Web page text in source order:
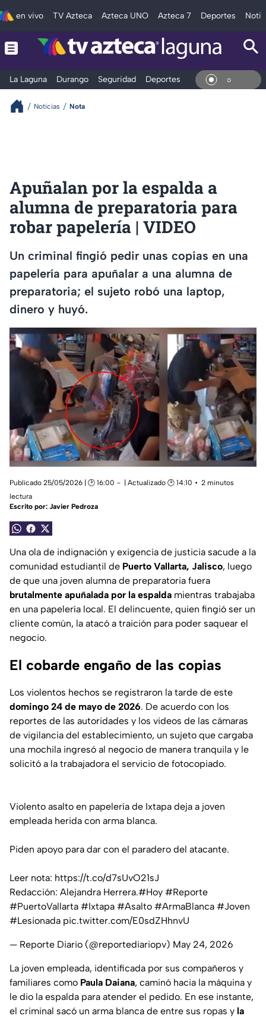
en vivo TV Azteca Azteca UNO Azteca 7 Deportes
La Laguna Durango Seguridad Deportes EntretenimientoEn
Noticias Nota
Apuñalan por la espalda a
alumna de preparatoria para
robar papelería | VIDEO
Un criminal fingió pedir unas copias en una
papelería para apuñalar a una alumna de
preparatoria; el sujeto robó una laptop,
dinero y huyó.
Publicado 25/05/2026 | 🕑 16:00 | Actualizado 🕑 14:10
2 minutos
lectura
Escrito por: Javier Pedroza
Una ola de indignación y exigencia de justicia sacude a la
comunidad estudiantil de Puerto Vallarta, Jalisco, luego
de que una joven alumna de preparatoria fuera
brutalmente apuñalada por la espalda mientras trabajaba
en una papelería local. El delincuente, quien fingió ser un
cliente común, la atacó a traición para poder saquear el
negocio.
El cobarde engaño de las copias
Los violentos hechos se registraron la tarde de este
domingo 24 de mayo de 2026. De acuerdo con los
reportes de las autoridades y los videos de las cámaras
de vigilancia del establecimiento, un sujeto que cargaba
una mochila ingresó al negocio de manera tranquila y le
solicitó a la trabajadora el servicio de fotocopiado.
Violento asalto en papelería de Ixtapa deja a joven
empleada herida con arma blanca.
Piden apoyo para dar con el paradero del atacante.
Leer nota: https://t.co/d7sUvO21sJ
Redacción: Alejandra Herrera.#Hoy #Reporte
#PuertoVallarta #Ixtapa #Asalto #ArmaBlanca #Joven
#Lesionada pic.twitter.com/E0sdZHhnvU
— Reporte Diario (@reportediariopv) May 24, 2026
La joven empleada, identificada por sus compañeros y
familiares como Paula Daiana, caminó hacia la máquina y
le dio la espalda para atender el pedido. En ese instante,
el criminal sacó un arma blanca de entre sus ropas y la